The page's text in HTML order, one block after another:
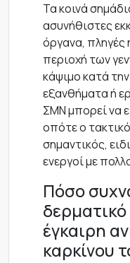
Τα κοινά
ασυνήθιστες
όργανα, πληγές
περιοχή των
κάψιμο κατά
εξανθήματα ή
ΣΜΝ μπορεί να
οπότε ο
σημαντικός,
ενεργοί με
Πόσο
δερματικό
έγκαιρη
καρκίνου